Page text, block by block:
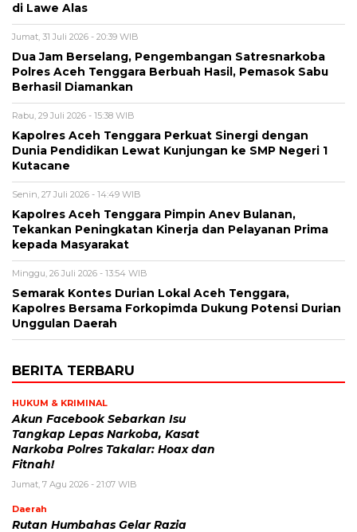
di Lawe Alas
Jumat, 31 Juli 2026 - 20:39 WIB
Dua Jam Berselang, Pengembangan Satresnarkoba
Polres Aceh Tenggara Berbuah Hasil, Pemasok Sabu
Berhasil Diamankan
Rabu, 29 Juli 2026 - 15:38 WIB
Kapolres Aceh Tenggara Perkuat Sinergi dengan
Dunia Pendidikan Lewat Kunjungan ke SMP Negeri 1
Kutacane
Senin, 27 Juli 2026 - 14:49 WIB
Kapolres Aceh Tenggara Pimpin Anev Bulanan,
Tekankan Peningkatan Kinerja dan Pelayanan Prima
kepada Masyarakat
Minggu, 26 Juli 2026 - 13:54 WIB
Semarak Kontes Durian Lokal Aceh Tenggara,
Kapolres Bersama Forkopimda Dukung Potensi Durian
Unggulan Daerah
BERITA TERBARU
HUKUM & KRIMINAL
Akun Facebook Sebarkan Isu
Tangkap Lepas Narkoba, Kasat
Narkoba Polres Takalar: Hoax dan
Fitnah!
Jumat, 7 Agu 2026 - 21:07 WIB
Daerah
Rutan Humbahas Gelar Razia